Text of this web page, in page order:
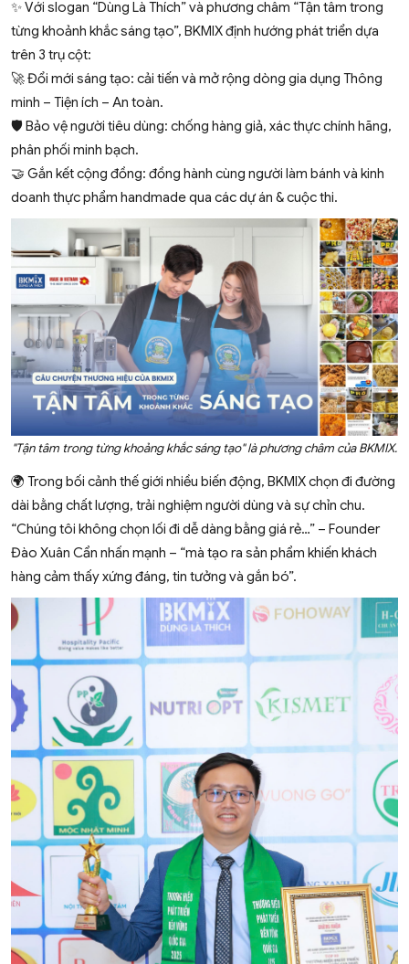
✨ Với slogan “Dùng Là Thích” và phương châm “Tận tâm trong
từng khoảnh khắc sáng tạo”, BKMIX định hướng phát triển dựa
trên 3 trụ cột:
🚀 Đổi mới sáng tạo: cải tiến và mở rộng dòng gia dụng Thông
minh – Tiện ích – An toàn.
🛡 Bảo vệ người tiêu dùng: chống hàng giả, xác thực chính hãng,
phân phối minh bạch.
🤝 Gắn kết cộng đồng: đồng hành cùng người làm bánh và kinh
doanh thực phẩm handmade qua các dự án & cuộc thi.
"Tận tâm trong từng khoảng khắc sáng tạo" là phương châm của BKMIX.
🌍 Trong bối cảnh thế giới nhiều biến động, BKMIX chọn đi đường
dài bằng chất lượng, trải nghiệm người dùng và sự chỉn chu.
“Chúng tôi không chọn lối đi dễ dàng bằng giá rẻ…” – Founder
Đào Xuân Cẩn nhấn mạnh – “mà tạo ra sản phẩm khiến khách
hàng cảm thấy xứng đáng, tin tưởng và gắn bó”.